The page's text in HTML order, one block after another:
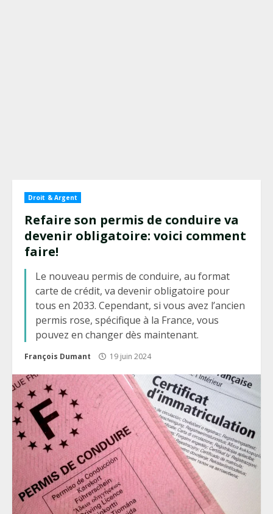
Droit & Argent
Refaire son permis de conduire va
devenir obligatoire: voici comment
faire!
Le nouveau permis de conduire, au format
carte de crédit, va devenir obligatoire pour
tous en 2033. Cependant, si vous avez l’ancien
permis rose, spécifique à la France, vous
pouvez en changer dès maintenant.
François Dumant 19 juin 2024